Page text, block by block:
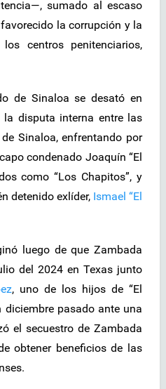
sumado al escaso
la corrupción y la
centros penitenciarios,
de Sinaloa se desató en
disputa interna entre las
Sinaloa, enfrentando por
condenado Joaquín “El
como “Los Chapitos”, y
detenido exlíder, Ismael “El
luego de que Zambada
del 2024 en Texas junto
, uno de los hijos de “El
diciembre pasado ante una
el secuestro de Zambada
obtener beneficios de las